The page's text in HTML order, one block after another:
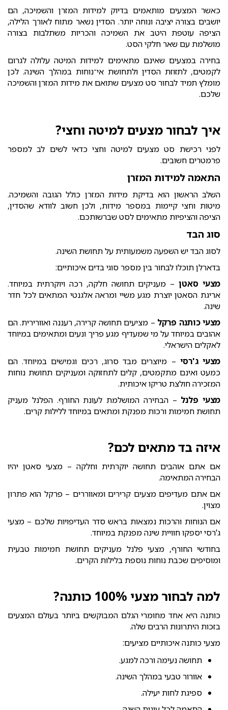
כאשר המצעים מותאמים בדיוק למידות המזרן והשמיכה, הם
יושבים בצורה יציבה ונוחה יותר. הסדין נשאר מתוח לאורך הלילה,
הציפה עוטפת היטב את השמיכה והכריות משתלבות בצורה
מושלמת עם שאר חלקי הסט.
בחירה במצעים שאינם מתאימים למידות המיטה עלולה לגרום
לקמטים, לתזוזת הסדין ולתחושת אי־נוחות במהלך השינה. לכן
מומלץ תמיד לבחור סט מצעים שתואם את מידות המזרן והשמיכה
שלכם.
איך לבחור מצעים למיטה וחצי?
לפני רכישת סט מצעים למיטה וחצי כדאי לשים לב למספר
פרמטרים חשובים.
התאמה למידות המזרן
השלב הראשון הוא בדיקת מידות המזרן כולל הגובה והשמיכה.
מיטות וחצי קיימות במספר מידות, ולכן חשוב לוודא שהסדין,
הציפה והציפיות מתאימים לסט שברשותכם.
סוג הבד
לסוג הבד יש השפעה משמעותית על תחושת השינה.
בדארלן תוכלו לבחור בין מספר סוגי בדים איכותיים:
מצעי סאטן– מעניקים תחושה חלקה, רכה ויוקרתית במיוחד.
אריגת הסאטן יוצרת מגע משיי ומראה אלגנטי המתאים לכל חדר
שינה.
מצעי כותנה פרקל – מציעים תחושה קרירה, רעננה ואוורירית. הם
אהובים במיוחד על מי שמעדיף מגע פריך ונעים ומתאימים במיוחד
לאקלים הישראלי.
מצעי ג'רסי – מיוצרים מבד סרוג, רכים וגמישים במיוחד. הם
כמעט ואינם מתקמטים, קלים לתחזוקה ומעניקים תחושת נוחות
המזכירה חולצת טריקו איכותית.
מצעי פלנל – הבחירה המושלמת לעונת החורף. הפלנל מעניק
תחושת חמימות ורכות מפנקת ומתאים במיוחד ללילות קרים.
איזה בד מתאים לכם?
אם אתם אוהבים תחושה יוקרתית וחלקה – מצעי סאטן יהיו
הבחירה המתאימה.
אם אתם מעדיפים מצעים קרירים ומאווררים – פרקל הוא פתרון
מצוין.
אם הנוחות והרכות נמצאות בראש סדר העדיפויות שלכם – מצעי
ג'רסי יספקו חוויית שינה מפנקת במיוחד.
בחודשי החורף, מצעי פלנל מעניקים תחושת חמימות טבעית
ומוסיפים שכבת נוחות נוספת בלילות הקרים.
למה לבחור מצעי 100% כותנה?
כותנה היא אחד מחומרי הגלם המבוקשים ביותר בעולם המצעים
בזכות היתרונות הרבים שלה.
מצעי כותנה איכותיים מציעים:
תחושה נעימה ורכה למגע.
אוורור טבעי במהלך השינה.
ספיגת לחות יעילה.